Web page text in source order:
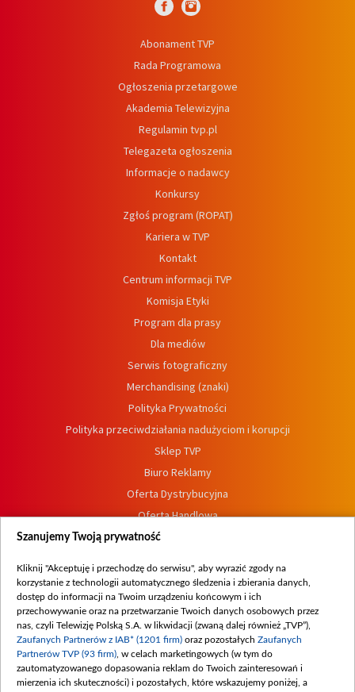
Abonament TVP
Rada Programowa
Ogłoszenia przetargowe
Akademia Telewizyjna
Regulamin tvp.pl
Telegazeta ogłoszenia
Informacje o nadawcy
Konkursy
Zgłoś program (ROPAT)
Kariera w TVP
Kontakt
Centrum informacji TVP
Komisja Etyki
Program dla prasy
Dla mediów
Serwis fotograficzny
Merchandising (znaki)
Polityka Prywatności
Polityka przeciwdziałania nadużyciom i korupcji
Sklep TVP
Biuro Reklamy
Oferta Dystrybucyjna
Oferta Handlowa
Dostępność
Procedura zgłoszeń wewnętrznych
Szanujemy Twoją prywatność
Kliknij "Akceptuję i przechodzę do serwisu", aby wyrazić zgody na
korzystanie z technologii automatycznego śledzenia i zbierania danych,
dostęp do informacji na Twoim urządzeniu końcowym i ich
przechowywanie oraz na przetwarzanie Twoich danych osobowych przez
nas, czyli Telewizję Polską S.A. w likwidacji (zwaną dalej również „TVP”),
Zaufanych Partnerów z IAB* (1201 firm) oraz pozostałych Zaufanych
Partnerów TVP (93 firm) , w celach marketingowych (w tym do
zautomatyzowanego dopasowania reklam do Twoich zainteresowań i
mierzenia ich skuteczności) i pozostałych, które wskazujemy poniżej, a